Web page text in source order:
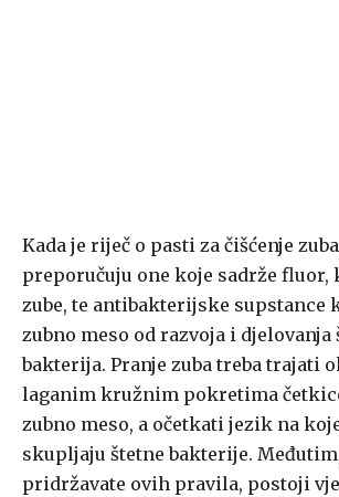
Kada je riječ o pasti za čišćenje
preporučuju one koje sadrže fluor,
zube, te antibakterijske supstance
zubno meso od razvoja i
bakterija. Pranje zuba treba trajati
laganim kružnim pokretima
zubno meso, a očetkati jezik na
skupljaju štetne bakterije.
pridržavate ovih pravila, postoji